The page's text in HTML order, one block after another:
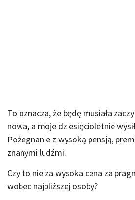
To oznacza, że będę musiała
nowa, a moje dziesięcioletnie
Pożegnanie z wysoką pensją,
znanymi ludźmi.
Czy to nie za wysoka cena za
wobec najbliższej osoby?